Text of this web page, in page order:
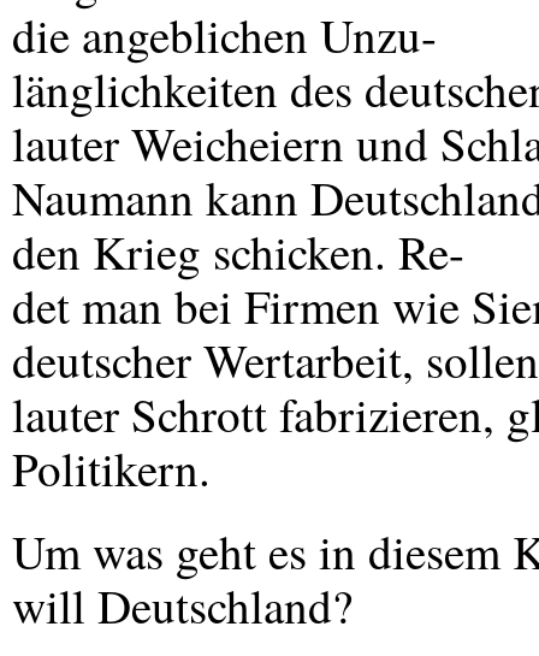
die angeblichen Unzu-
länglichkeiten des
lauter Weicheiern und
Naumann kann
den Krieg schicken. Re-
det man bei Firmen wie
deutscher Wertarbeit,
lauter Schrott fabrizieren,
Politikern.
Um was geht es in diesem
will Deutschland?